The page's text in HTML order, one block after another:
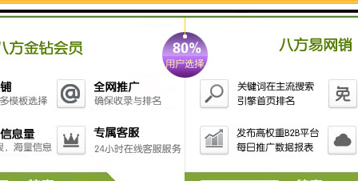
4、收回原股东的出资，发放新的给新股东。
5、公司章程的一些变更，新股东的加入会引起公司构架
的改变，因此对于公司的一些章程也要做相应的改变。
6、修改股东名册，进行工商变更登记。
全公司员工的透明化。